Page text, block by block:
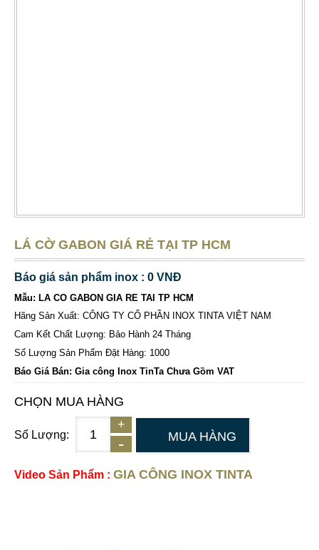
LÁ CỜ GABON GIÁ RẺ TẠI TP HCM
Báo giá sản phẩm inox : 0 VNĐ
Mẫu: LA CO GABON GIA RE TAI TP HCM
Hãng Sản Xuất: CÔNG TY CỔ PHẦN INOX TINTA VIỆT NAM
Cam Kết Chất Lượng: Bảo Hành 24 Tháng
Số Lượng Sản Phẩm Đặt Hàng: 1000
Báo Giá Bán: Gia công Inox TinTa Chưa Gồm VAT
CHỌN MUA HÀNG
Số Lượng: MUA HÀNG
Video Sản Phẩm : GIA CÔNG INOX TINTA